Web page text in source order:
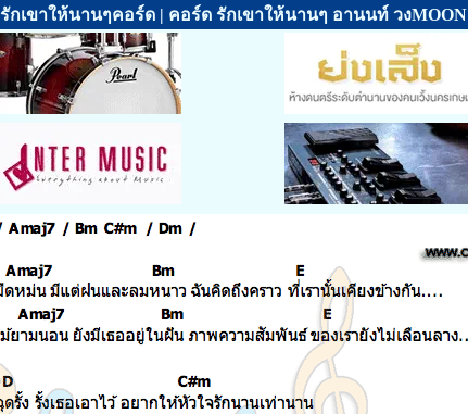
รักเขาให้นานๆคอร์ด | คอร์ด รักเขาให้นานๆ อานนท์ วงMOON